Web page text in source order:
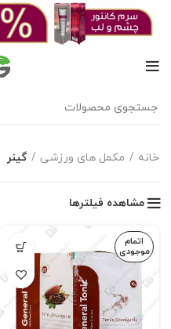
خانه مکمل های ورزشی گینر
مشاهده فیلترها
اتمام
موجودی